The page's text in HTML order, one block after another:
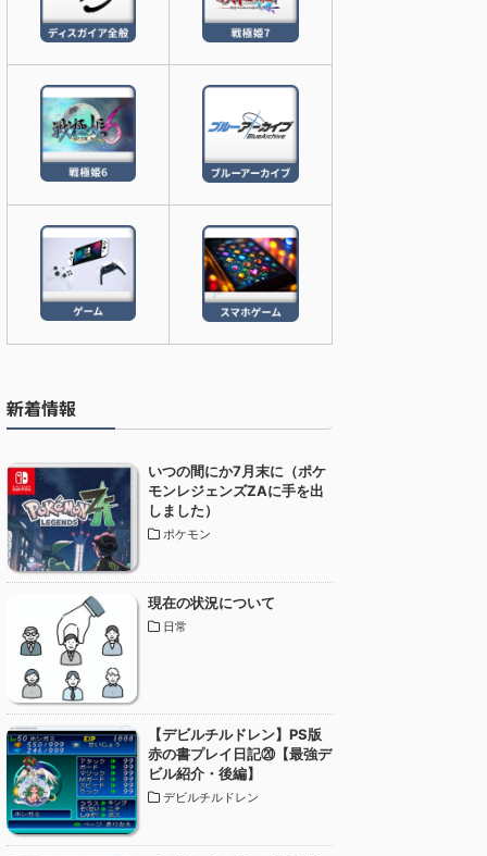
新着情報
いつの間にか7月末に（ポケ
モンレジェンズZAに手を出
しました）
ポケモン
現在の状況について
日常
【デビルチルドレン】PS版
赤の書プレイ日記⑳【最強デ
ビル紹介・後編】
デビルチルドレン